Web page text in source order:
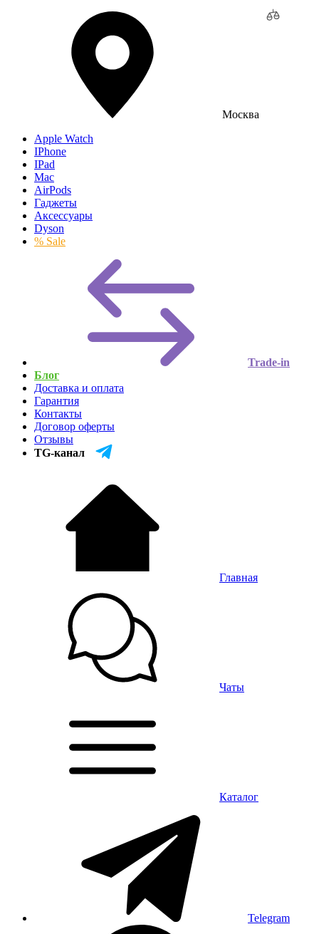
Москва
Apple Watch
IPhone
IPad
Mac
AirPods
Гаджеты
Аксессуары
Dyson
% Sale
Trade-in
Блог
Доставка и оплата
Гарантия
Контакты
Договор оферты
Отзывы
TG-канал
Главная
Чаты
Каталог
Telegram